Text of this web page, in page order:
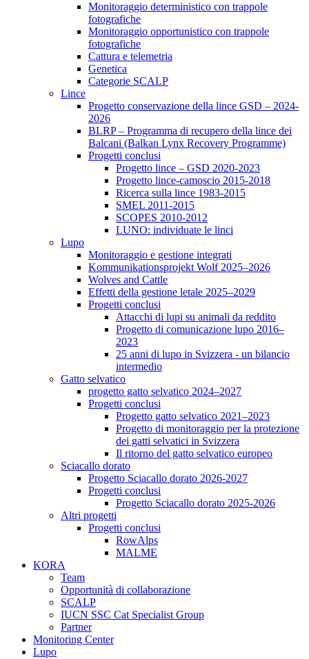
Monitoraggio deterministico con trappole
fotografiche
Monitoraggio opportunistico con trappole
fotografiche
Cattura e telemetria
Genetica
Categorie SCALP
Lince
Progetto conservazione della lince GSD – 2024-
2026
BLRP – Programma di recupero della lince dei
Balcani (Balkan Lynx Recovery Programme)
Progetti conclusi
Progetto lince – GSD 2020-2023
Progetto lince-camoscio 2015-2018
Ricerca sulla lince 1983-2015
SMEL 2011-2015
SCOPES 2010-2012
LUNO: individuate le linci
Lupo
Monitoraggio e gestione integrati
Kommunikationsprojekt Wolf 2025–2026
Wolves and Cattle
Effetti della gestione letale 2025–2029
Progetti conclusi
Attacchi di lupi su animali da reddito
Progetto di comunicazione lupo 2016–
2023
25 anni di lupo in Svizzera - un bilancio
intermedio
Gatto selvatico
progetto gatto selvatico 2024–2027
Progetti conclusi
Progetto gatto selvatico 2021–2023
Progetto di monitoraggio per la protezione
dei gatti selvatici in Svizzera
Il ritorno del gatto selvatico europeo
Sciacallo dorato
Progetto Sciacallo dorato 2026-2027
Progetti conclusi
Progetto Sciacallo dorato 2025-2026
Altri progetti
Progetti conclusi
RowAlps
MALME
KORA
Team
Opportunità di collaborazione
SCALP
IUCN SSC Cat Specialist Group
Partner
Monitoring Center
Lupo